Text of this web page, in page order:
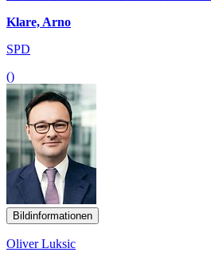
Klare, Arno
SPD
()
Bildinformationen
Oliver Luksic